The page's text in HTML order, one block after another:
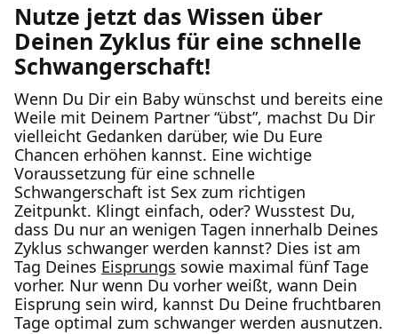
Nutze jetzt das Wissen über
Deinen Zyklus für eine schnelle
Schwangerschaft!
Wenn Du Dir ein Baby wünschst und bereits eine
Weile mit Deinem Partner “übst”, machst Du Dir
vielleicht Gedanken darüber, wie Du Eure
Chancen erhöhen kannst. Eine wichtige
Voraussetzung für eine schnelle
Schwangerschaft ist Sex zum richtigen
Zeitpunkt. Klingt einfach, oder? Wusstest Du,
dass Du nur an wenigen Tagen innerhalb Deines
Zyklus schwanger werden kannst? Dies ist am
Tag Deines Eisprungs sowie maximal fünf Tage
vorher. Nur wenn Du vorher weißt, wann Dein
Eisprung sein wird, kannst Du Deine fruchtbaren
Tage optimal zum schwanger werden ausnutzen.